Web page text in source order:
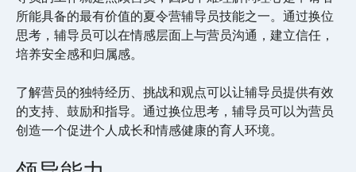
所能具备的最有价值的夏令营辅导员技能之一。通过换位
思考，辅导员可以在情感层面上与营员沟通，建立信任，
培养安全感和归属感。
了解营员的独特经历、挑战和观点可以让辅导员提供有效
的支持、鼓励和指导。通过换位思考，辅导员可以为营员
创造一个促进个人成长和情感健康的育人环境。